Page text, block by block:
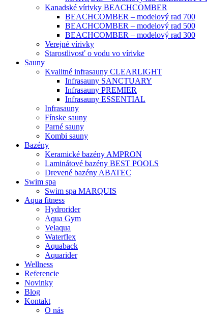
Kanadské vírivky BEACHCOMBER
BEACHCOMBER – modelový rad 700
BEACHCOMBER – modelový rad 500
BEACHCOMBER – modelový rad 300
Verejné vírivky
Starostlivosť o vodu vo vírivke
Sauny
Kvalitné infrasauny CLEARLIGHT
Infrasauny SANCTUARY
Infrasauny PREMIER
Infrasauny ESSENTIAL
Infrasauny
Fínske sauny
Parné sauny
Kombi sauny
Bazény
Keramické bazény AMPRON
Laminátové bazény BEST POOLS
Drevené bazény ABATEC
Swim spa
Swim spa MARQUIS
Aqua fitness
Hydrorider
Aqua Gym
Velaqua
Waterflex
Aquaback
Aquarider
Wellness
Referencie
Novinky
Blog
Kontakt
O nás